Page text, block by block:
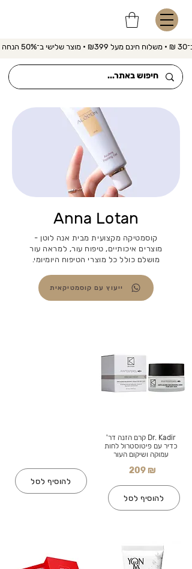
הנחה
Anna Lotan
קוסמטיקה מקצועית מבית אנה לוטן -
מוצרים איכותיים, טיפוח עור, למראה עור
מושלם כולל כל מוצרי הטיפוח היומיומי.
ייעוץ עם קוסמטיקאית
להוסיף לסל
Dr. Kadir קרם הזנה דר'
כדיר עם פיטוסטרול לחות
עמוקה ושיקום העור
209 ₪
להוסיף לסל